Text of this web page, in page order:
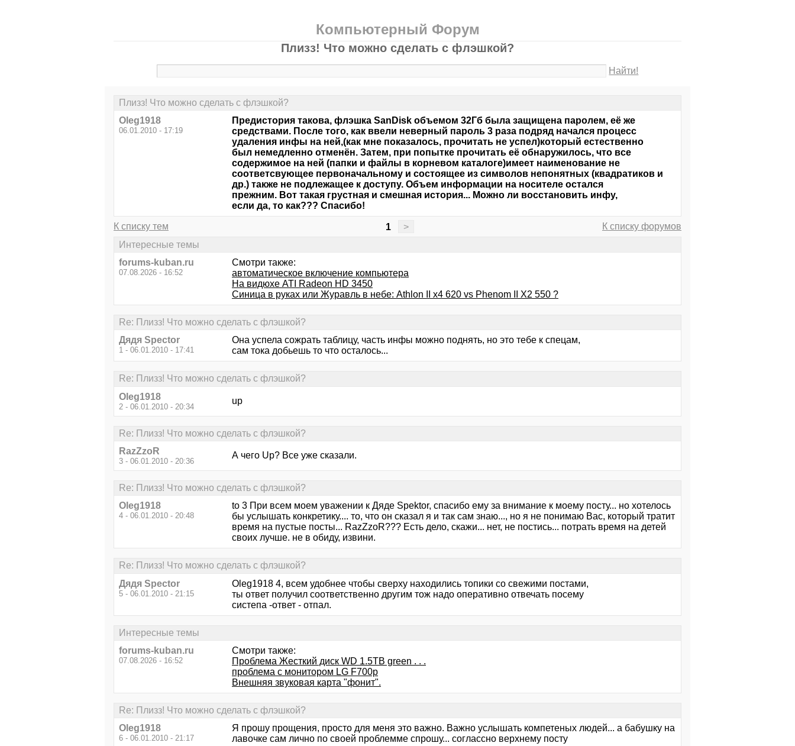
Компьютерный Форум
Плизз! Что можно сделать с флэшкой?
Найти!
Плизз! Что можно сделать с флэшкой?
Oleg1918
06.01.2010 - 17:19
Предистория такова, флэшка SanDisk объемом 32Гб была защищена паролем, её же
средствами. После того, как ввели неверный пароль 3 раза подряд начался процесс
удаления инфы на ней,(как мне показалось, прочитать не успел)который естественно
был немедленно отменён. Затем, при попытке прочитать её обнаружилось, что все
содержимое на ней (папки и файлы в корневом каталоге)имеет наименование не
соответсвующее первоначальному и состоящее из символов непонятных (квадратиков и
др.) также не подлежащее к доступу. Объем информации на носителе остался
прежним. Вот такая грустная и смешная история... Можно ли восстановить инфу,
если да, то как??? Спасибо!
К списку тем 1 >
К списку форумов
Интересные темы
forums-kuban.ru
07.08.2026 - 16:52
Смотри также:
автоматическое включение компьютера
На видюхе ATI Radeon HD 3450
Синица в руках или Журавль в небе: Athlon II x4 620 vs Phenom II X2 550 ?
Re: Плизз! Что можно сделать с флэшкой?
Дядя Speсtor
1 - 06.01.2010 - 17:41
Она успела сожрать таблицу, часть инфы можно поднять, но это тебе к спецам,
сам тока добьешь то что осталось...
Re: Плизз! Что можно сделать с флэшкой?
Oleg1918
2 - 06.01.2010 - 20:34
up
Re: Плизз! Что можно сделать с флэшкой?
RazZzoR
3 - 06.01.2010 - 20:36
А чего Up? Все уже сказали.
Re: Плизз! Что можно сделать с флэшкой?
Oleg1918
4 - 06.01.2010 - 20:48
to 3 При всем моем уважении к Дяде Spektor, спасибо ему за внимание к моему посту... но хотелось
бы услышать конкретику.... то, что он сказал я и так сам знаю..., но я не понимаю Вас, который тратит
время на пустые посты... RazZzoR??? Есть дело, скажи... нет, не постись... потрать время на детей
своих лучше. не в обиду, извини.
Re: Плизз! Что можно сделать с флэшкой?
Дядя Speсtor
5 - 06.01.2010 - 21:15
Oleg1918 4, всем удобнее чтобы сверху находились топики со свежими постами,
ты ответ получил соответственно другим тож надо оперативно отвечать посему
систепа -ответ - отпал.
Интересные темы
forums-kuban.ru
07.08.2026 - 16:52
Смотри также:
Проблема Жесткий диск WD 1.5TB green . . .
проблема с монитором LG F700p
Внешняя звуковая карта "фонит".
Re: Плизз! Что можно сделать с флэшкой?
Oleg1918
6 - 06.01.2010 - 21:17
Я прошу прощения, просто для меня это важно. Важно услышать компетеных людей... а бабушку на
лавочке сам лично по своей проблемме спрошу... соглассно верхнему посту